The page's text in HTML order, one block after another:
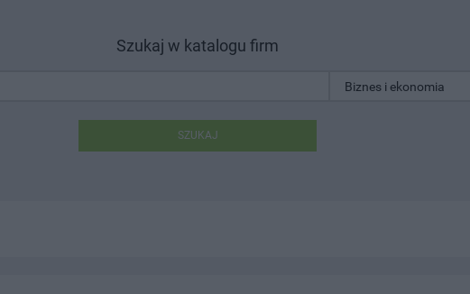
Szukaj w katalogu firm
SZUKAJ